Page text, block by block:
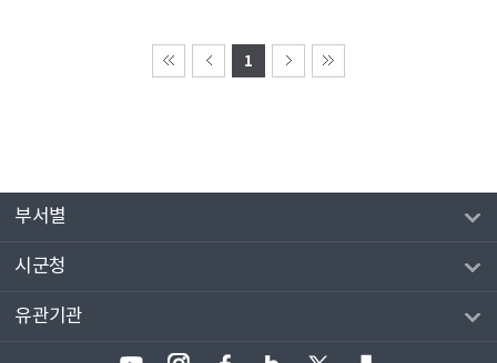
1
부서별
시군청
유관기관